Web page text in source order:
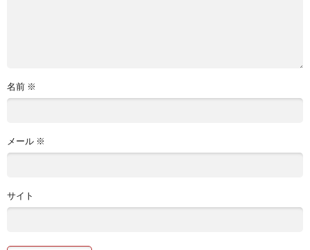
名前 ※
メール ※
サイト